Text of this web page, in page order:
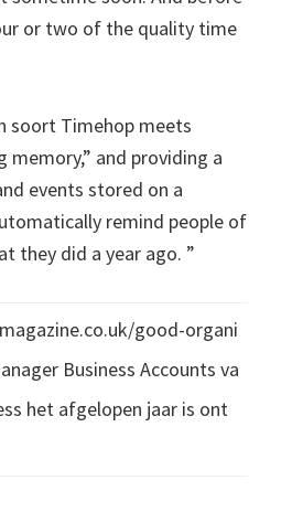
or two of the quality time
soort Timehop meets
and providing a
events stored on a
remind people of
they did a year ago. ”
good-organi
Business Accounts va
het afgelopen jaar is ont